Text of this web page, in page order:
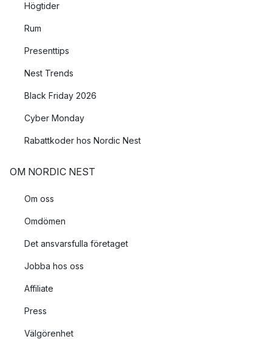
Högtider
Rum
Presenttips
Nest Trends
Black Friday 2026
Cyber Monday
Rabattkoder hos Nordic Nest
OM NORDIC NEST
Om oss
Omdömen
Det ansvarsfulla företaget
Jobba hos oss
Affiliate
Press
Välgörenhet